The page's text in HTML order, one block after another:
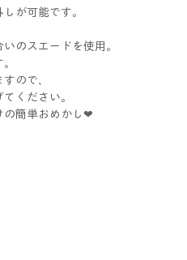
が可能です。
のスエードを使用。
ので、
ください。
の簡単おめかし❤